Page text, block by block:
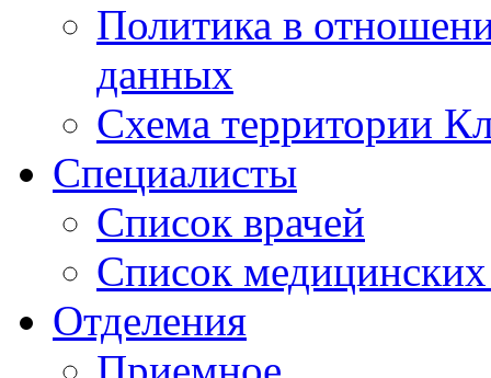
Политика в
данных
Схема территории
Специалисты
Список врачей
Список медицинских
Отделения